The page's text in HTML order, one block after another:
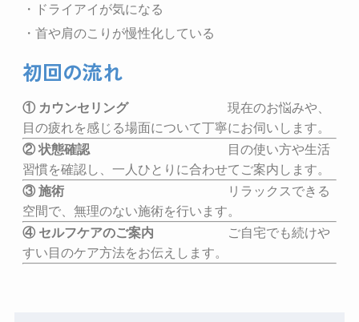
・ドライアイが気になる
・首や肩のこりが慢性化している
初回の流れ
① カウンセリング
現在のお悩みや、
目の疲れを感じる場面について丁寧にお伺いします。
② 状態確認
目の使い方や生活
習慣を確認し、一人ひとりに合わせてご案内します。
③ 施術
リラックスできる
空間で、無理のない施術を行います。
④ セルフケアのご案内 ご自宅でも続けや
すい目のケア方法をお伝えします。